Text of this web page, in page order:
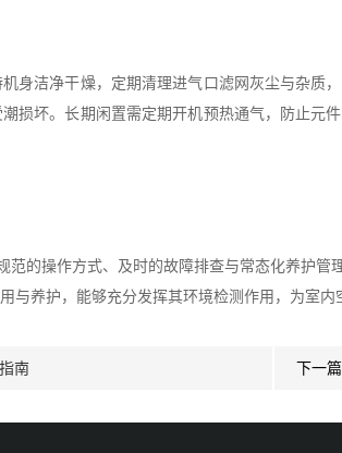
洁净干燥，定期清理进气口滤网灰尘与杂质
损坏。长期闲置需定期开机预热通气，防止元
操作方式、及时的故障排查与常态化养护管
与养护，能够充分发挥其环境检测作用，为室内
南 下一篇